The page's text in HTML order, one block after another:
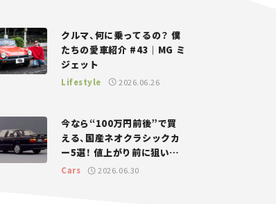
クルマ、何に乗ってるの？ 僕
たちの愛車紹介 #43｜MG ミ
ジェット
Lifestyle 2026.06.26
今なら“100万円前後”で買
える、国産ネオクラシックカ
ー5選！ 値上がり前に狙いた
い、中古車探しをお手伝い――ち
Cars 2026.06.30